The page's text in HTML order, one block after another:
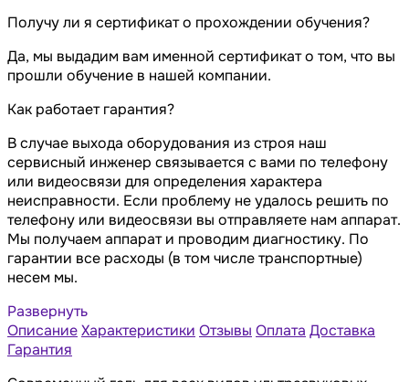
Получу ли я сертификат о прохождении обучения?
Да, мы выдадим вам именной сертификат о том, что вы
прошли обучение в нашей компании.
Как работает гарантия?
В случае выхода оборудования из строя наш
сервисный инженер связывается с вами по телефону
или видеосвязи для определения характера
неисправности. Если проблему не удалось решить по
телефону или видеосвязи вы отправляете нам аппарат.
Мы получаем аппарат и проводим диагностику. По
гарантии все расходы (в том числе транспортные)
несем мы.
Развернуть
ОписаниеХарактеристики Отзывы Оплата Доставка
Гарантия